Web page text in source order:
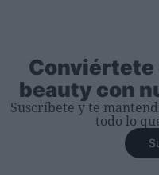
Conviértete
beauty con
Suscríbete y te
todo lo